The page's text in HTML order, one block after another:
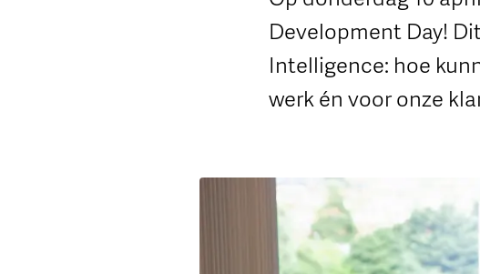
Development Day!
Intelligence: hoe
werk én voor onze